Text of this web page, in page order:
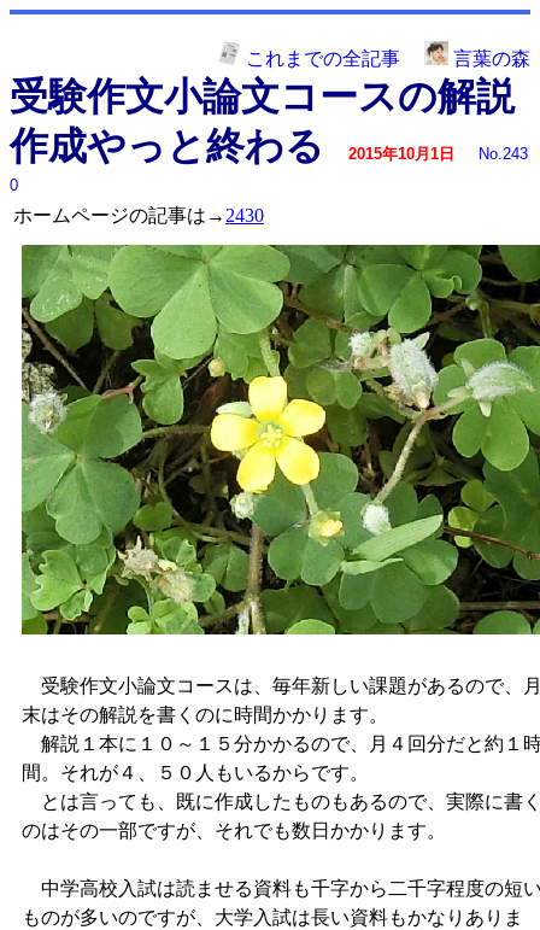
これまでの全記事 言葉の森
受験作文小論文コースの解説
作成やっと終わる
2015年10月1日
No.243
0
ホームページの記事は→ 2430
受験作文小論文コースは、毎年新しい課題があるので、
末はその解説を書くのに時間かかります。
解説１本に１０～１５分かかるので、月４回分だと約１
間。それが４、５０人もいるからです。
とは言っても、既に作成したものもあるので、実際に書
のはその一部ですが、それでも数日かかります。
中学高校入試は読ませる資料も千字から二千字程度の短
ものが多いのですが、大学入試は長い資料もかなりありま